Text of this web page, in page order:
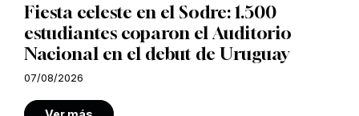
Fiesta celeste en el Sodre: 1.500
estudiantes coparon el Auditorio
Nacional en el debut de Uruguay
07/08/2026